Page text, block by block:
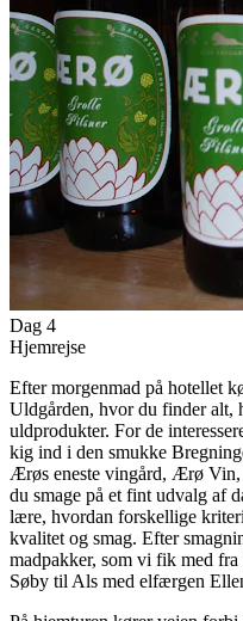
Dag 4
Hjemrejse
Efter morgenmad på hotellet
Uldgården, hvor du finder alt,
uldprodukter. For de
kig ind i den smukke
Ærøs eneste vingård, Ærø
du smage på et fint udvalg af
lære, hvordan forskellige
kvalitet og smag. Efter
madpakker, som vi fik med
Søby til Als med elfærgen